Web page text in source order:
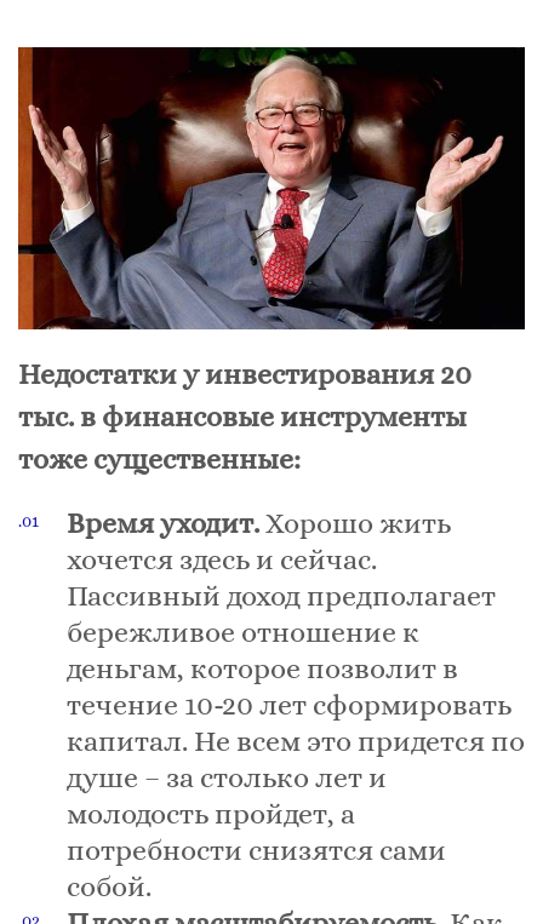
Недостатки у инвестирования 20
тыс. в финансовые инструменты
тоже существенные:
Время уходит.Хорошо жить
хочется здесь и сейчас.
Пассивный доход предполагает
бережливое отношение к
деньгам, которое позволит в
течение 10-20 лет сформировать
капитал. Не всем это придется по
душе – за столько лет и
молодость пройдет, а
потребности снизятся сами
собой.